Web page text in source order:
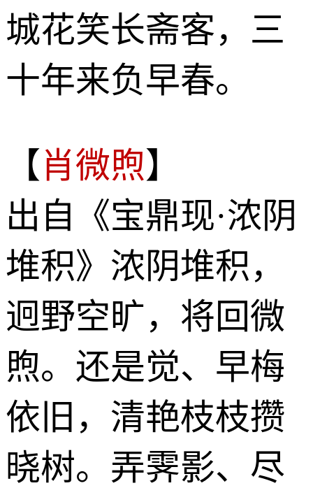
城花笑长斋客，三
十年来负早春。
【 肖微煦】
出自《宝鼎现·浓阴
堆积》浓阴堆积，
迥野空旷，将回微
煦。还是觉、早梅
依旧，清艳枝枝攒
晓树。弄霁影、尽